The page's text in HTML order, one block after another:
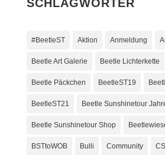
SCHLAGWÖRTER
#BeetleST Aktion Anmeldung
Beetle Art Galerie Beetle Lichterkette
Beetle Päckchen BeetleST19
BeetleST21 Beetle Sunshinetour
Beetle Sunshinetour Shop
BSTtoWOB Bulli Community